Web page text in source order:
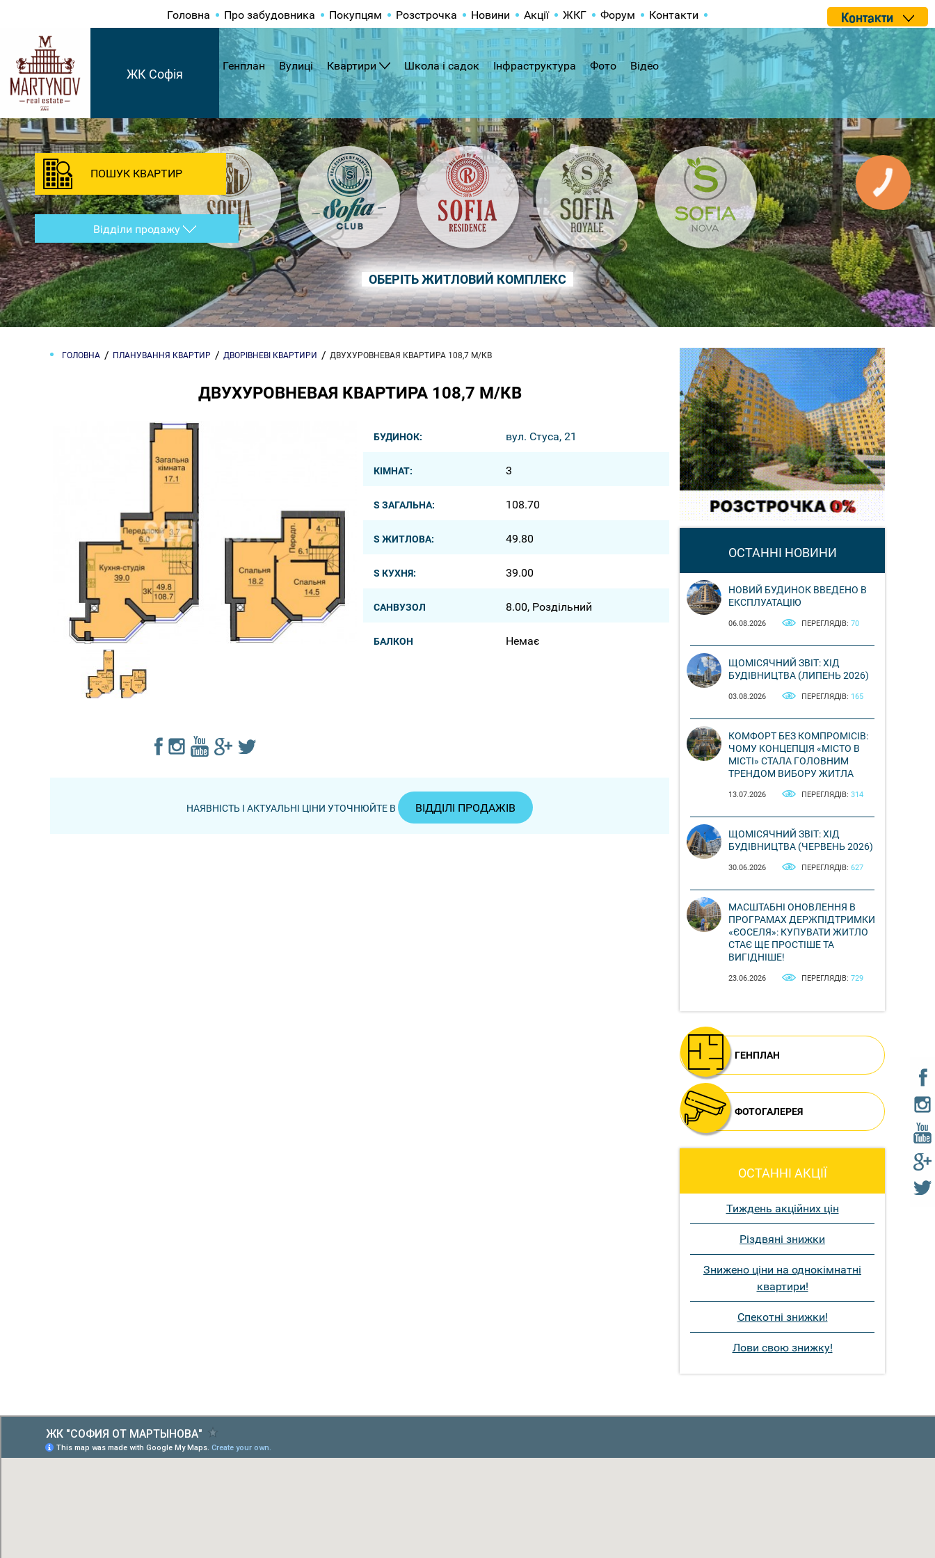
ОБЕРІТЬ ЖИТЛОВИЙ КОМПЛЕКС
Головна Про забудовника Покупцям Розстрочка Новини Акції ЖКГ Форум Контакти Контакти
ЖК Софія
Генплан Вулиці Квартири Школа і садок Інфраструктура Фото Відео
ПОШУК КВАРТИР
Відділи продажу
ГОЛОВНА ПЛАНУВАННЯ КВАРТИР ДВОРІВНЕВІ КВАРТИРИ ДВУХУРОВНЕВАЯ КВАРТИРА 108,7 М/КВ
ДВУХУРОВНЕВАЯ КВАРТИРА 108,7 М/КВ
БУДИНОК: вул. Стуса, 21
КІМНАТ: 3
S ЗАГАЛЬНА: 108.70
S ЖИТЛОВА: 49.80
S КУХНЯ: 39.00
САНВУЗОЛ 8.00, Роздільний
БАЛКОН Немає
НАЯВНІСТЬ І АКТУАЛЬНІ ЦІНИ УТОЧНЮЙТЕ В ВІДДІЛІ ПРОДАЖІВ
ОСТАННІ НОВИНИ
НОВИЙ БУДИНОК ВВЕДЕНО В
ЕКСПЛУАТАЦІЮ
06.08.2026 ПЕРЕГЛЯДІВ: 70
ЩОМІСЯЧНИЙ ЗВІТ: ХІД
БУДІВНИЦТВА (ЛИПЕНЬ 2026)
03.08.2026 ПЕРЕГЛЯДІВ: 165
КОМФОРТ БЕЗ КОМПРОМІСІВ:
ЧОМУ КОНЦЕПЦІЯ «МІСТО В
МІСТІ» СТАЛА ГОЛОВНИМ
ТРЕНДОМ ВИБОРУ ЖИТЛА
13.07.2026 ПЕРЕГЛЯДІВ: 314
ЩОМІСЯЧНИЙ ЗВІТ: ХІД
БУДІВНИЦТВА (ЧЕРВЕНЬ 2026)
30.06.2026 ПЕРЕГЛЯДІВ: 627
МАСШТАБНІ ОНОВЛЕННЯ В
ПРОГРАМАХ ДЕРЖПІДТРИМКИ
«ЄОСЕЛЯ»: КУПУВАТИ ЖИТЛО
СТАЄ ЩЕ ПРОСТІШЕ ТА
ВИГІДНІШЕ!
23.06.2026 ПЕРЕГЛЯДІВ: 729
ГЕНПЛАН
ФОТОГАЛЕРЕЯ
ОСТАННІ АКЦІЇ
Тиждень акційних цін
Різдвяні знижки
Знижено ціни на однокімнатні
квартири!
Спекотні знижки!
Лови свою знижку!